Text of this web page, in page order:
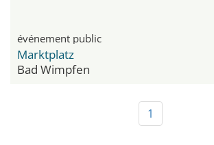
événement public
Marktplatz
Bad Wimpfen
1